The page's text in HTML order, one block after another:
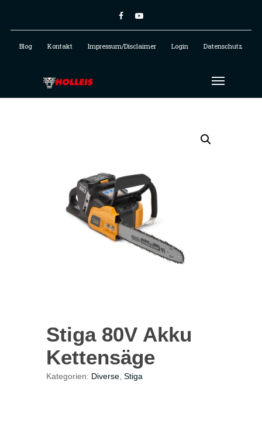
Blog Kontakt Impressum/Disclaimer Login Datenschutz
Stiga 80V Akku
Kettensäge
Kategorien: Diverse Stiga